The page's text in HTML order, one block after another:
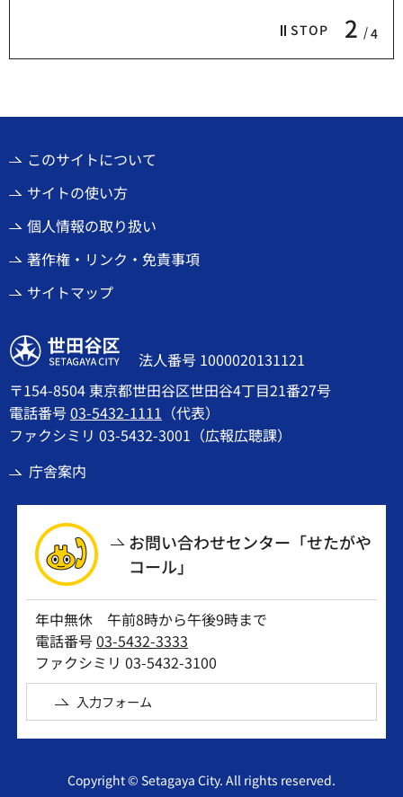
STOP 2 4
このサイトについて
サイトの使い方
個人情報の取り扱い
著作権・リンク・免責事項
サイトマップ
世田谷区
法人番号 1000020131121
〒154-8504 東京都世田谷区世田谷4丁目21番27号
電話番号03-5432-1111 （代表）
ファクシミリ 03-5432-3001（広報広聴課）
庁舎案内
お問い合わせセンター「せたがや
コール」
年中無休 午前8時から午後9時まで
電話番号03-5432-3333
ファクシミリ 03-5432-3100
入力フォーム
Copyright © Setagaya City. All rights reserved.